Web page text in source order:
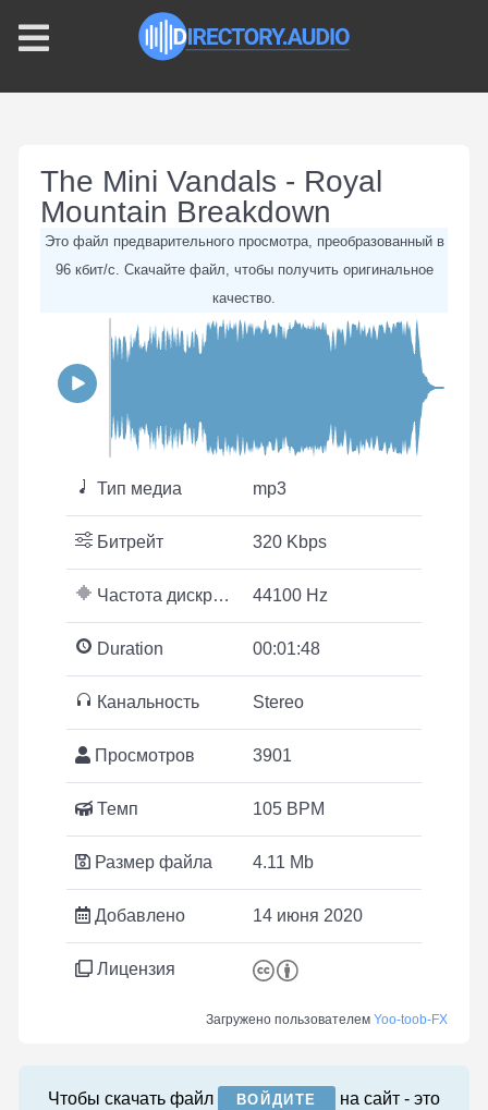
The Mini Vandals - Royal
Mountain Breakdown
Это файл предварительного просмотра, преобразованный в
96 кбит/с. Скачайте файл, чтобы получить оригинальное
качество.
Тип медиа mp3
Битрейт 320 Kbps
Частота дискретизации 44100 Hz
Duration 00:01:48
Канальность Stereo
Просмотров 3901
Темп 105 BPM
Размер файла 4.11 Mb
Добавлено 14 июня 2020
Лицензия
Загружено пользователем Yoo-toob-FX
Чтобы скачать файл ВОЙДИТЕ
на сайт - это